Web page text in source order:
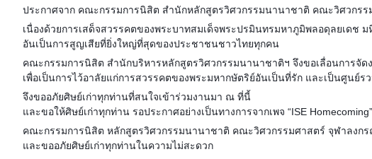
ประกาศจาก คณะกรรมการนิสิต สำนักหลักสูตรวิศวกรรมนานาชาติ คณะวิศวกร
เนื่องด้วยการเสด็จสวรรคตของพระบาทสมเด็จพระปรมินทรมหาภูมิพลอดุลยเด
อันเป็นการสูญเสียที่ยิ่งใหญ่ที่สุดของประชาชนชาวไทยทุกคน
คณะกรรมการนิสิต สำนักบริหารหลักสูตรวิศวกรรมนานาชาติฯ จึงขอเลื่อนการ
เพื่อเป็นการไว้อาลัยแก่การสวรรคตของพระมหากษัตริย์อันเป็นที่รัก และเป็นศูนย์ร
จึงขออภัยศิษย์เก่าทุกท่านที่สนใจเข้าร่วมงานมา ณ ที่นี้
และขอให้ศิษย์เก่าทุกท่าน รอประกาศอย่างเป็นทางการจากเพจ “ISE
คณะกรรมการนิสิต หลักสูตรวิศวกรรมนานาชาติ คณะวิศวกรรมศาสตร์ จุฬาลงก
และขออภัยศิษย์เก่าทุกท่านในความไม่สะดวก